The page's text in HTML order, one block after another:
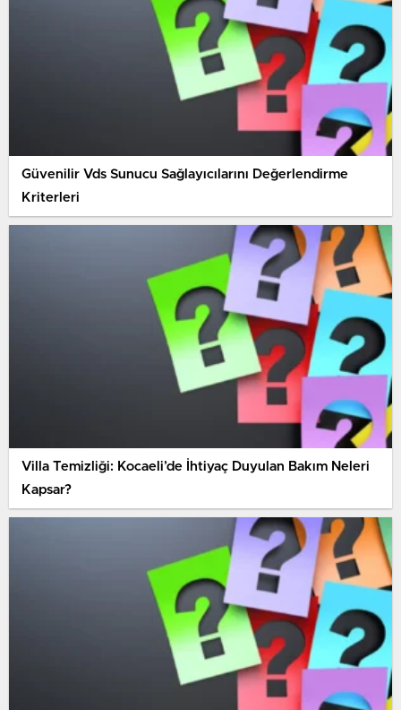
Güvenilir Vds Sunucu Sağlayıcılarını Değerlendirme
Kriterleri
Villa Temizliği: Kocaeli’de İhtiyaç Duyulan Bakım Neleri
Kapsar?